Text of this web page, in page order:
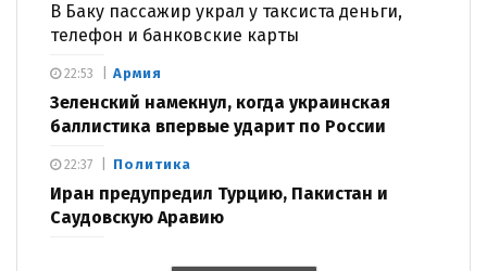
В Баку пассажир украл у таксиста деньги,
телефон и банковские карты
Армия
Зеленский намекнул, когда украинская
баллистика впервые ударит по России
22:53
Политика
Иран предупредил Турцию, Пакистан и
Саудовскую Аравию
22:37